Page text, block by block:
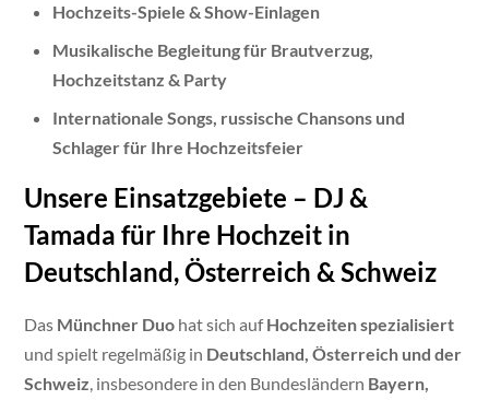
Hochzeits-Spiele & Show-Einlagen
Musikalische Begleitung für Brautverzug,
Hochzeitstanz & Party
Internationale Songs, russische Chansons und
Schlager für Ihre Hochzeitsfeier
Unsere Einsatzgebiete – DJ &
Tamada für Ihre Hochzeit in
Deutschland, Österreich & Schweiz
Das Münchner Duo hat sich aufHochzeiten spezialisiert
und spielt regelmäßig in Deutschland, Österreich und der
Schweiz, insbesondere in den Bundesländern Bayern,